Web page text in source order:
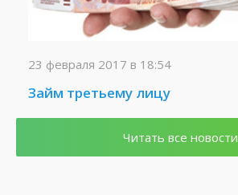
23 февраля 2017 в 18:54
Займ третьему лицу
Читать все новости